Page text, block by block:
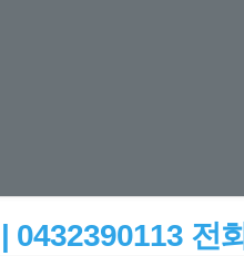
0432390113 전